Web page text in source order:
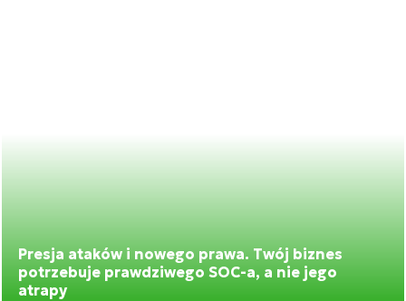
Presja ataków i nowego prawa. Twój biznes
potrzebuje prawdziwego SOC-a, a nie jego
atrapy